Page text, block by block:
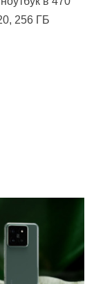
256 ГБ